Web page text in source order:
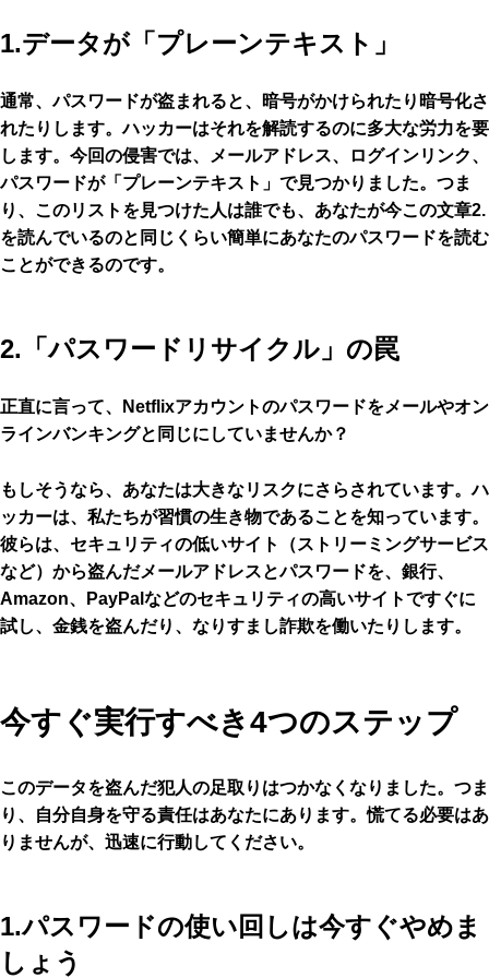
1.データが「プレーンテキスト」
通常、パスワードが盗まれると、暗号がかけられたり暗号化さ
れたりします。ハッカーはそれを解読するのに多大な労力を要
します。今回の侵害では、メールアドレス、ログインリンク、
パスワードが「プレーンテキスト」で見つかりました。つま
り、このリストを見つけた人は誰でも、あなたが今この文章2.
を読んでいるのと同じくらい簡単にあなたのパスワードを読む
ことができるのです。
2.「パスワードリサイクル」の罠
正直に言って、Netflixアカウントのパスワードをメールやオン
ラインバンキングと同じにしていませんか？
もしそうなら、あなたは大きなリスクにさらされています。ハ
ッカーは、私たちが習慣の生き物であることを知っています。
彼らは、セキュリティの低いサイト（ストリーミングサービス
など）から盗んだメールアドレスとパスワードを、銀行、
Amazon、PayPalなどのセキュリティの高いサイトですぐに
試し、金銭を盗んだり、なりすまし詐欺を働いたりします。
今すぐ実行すべき4つのステップ
このデータを盗んだ犯人の足取りはつかなくなりました。つま
り、自分自身を守る責任はあなたにあります。慌てる必要はあ
りませんが、迅速に行動してください。
1.パスワードの使い回しは今すぐやめま
しょう